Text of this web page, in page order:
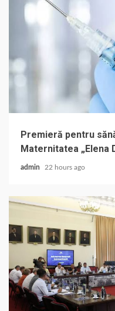
Premieră pentru
Maternitatea „Elena
admin 22 hours ago